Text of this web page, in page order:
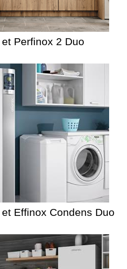
Perfinox 2 Duo
Effinox Condens Duo